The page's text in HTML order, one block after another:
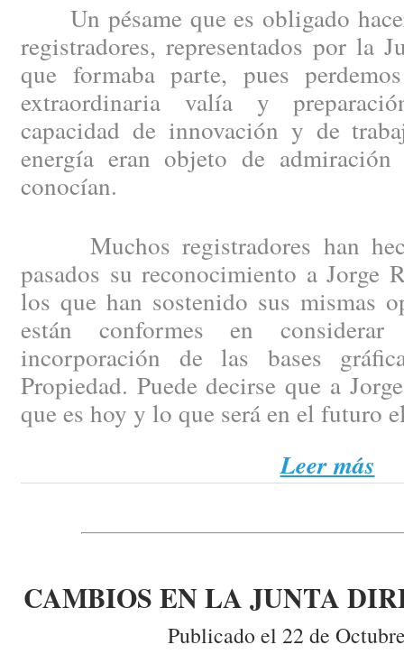
Un pésame que es obligado
registradores, representados por la
que formaba parte, pues
extraordinaria valía y
capacidad de innovación y de
energía eran objeto de
conocían.
Muchos registradores han
pasados su reconocimiento a Jorge
los que han sostenido sus mismas
están conformes en
incorporación de las bases
Propiedad. Puede decirse que a
que es hoy y lo que será en el futuro
Leer más
CAMBIOS EN LA JUNTA
Publicado el 22 de